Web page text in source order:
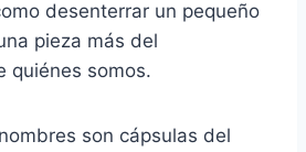
desenterrar un pequeño
pieza más del
quiénes somos.
son cápsulas del